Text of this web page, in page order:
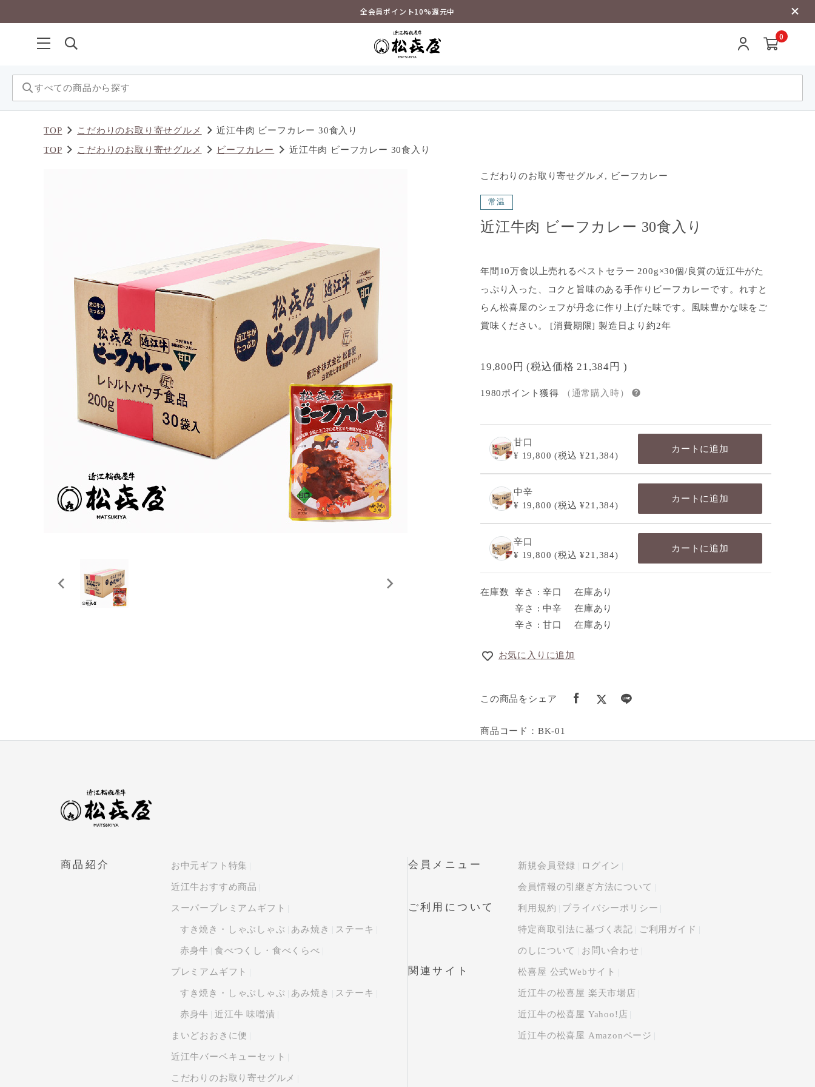
全会員ポイント10%還元中
0
TOP こだわりのお取り寄せグルメ
近江牛肉 ビーフカレー 30食入り
TOP
こだわりのお取り寄せグルメ ビーフカレー 近江牛肉 ビーフカレー 30食入り
こだわりのお取り寄せグルメ, ビーフカレー
常温
近江牛肉 ビーフカレー 30食入り
年間10万食以上売れるベストセラー 200g×30個/良質の近江牛がた
っぷり入った、コクと旨味のある手作りビーフカレーです。れすと
らん松喜屋のシェフが丹念に作り上げた味です。風味豊かな味をご
賞味ください。 [消費期限] 製造日より約2年
19,800円 (税込価格21,384円 )
1980ポイント獲得 （通常購入時）
甘口
¥ 19,800 (税込 ¥21,384)
カートに追加
中辛
¥ 19,800 (税込 ¥21,384)
カートに追加
辛口
¥ 19,800 (税込 ¥21,384)
カートに追加
在庫数 辛さ : 辛口
在庫あり
辛さ : 中辛
在庫あり
辛さ : 甘口
在庫あり
お気に入りに追加
この商品をシェア
商品コード：BK-01
商品紹介 お中元ギフト特集
近江牛おすすめ商品
スーパープレミアムギフト
すき焼き・しゃぶしゃぶ あみ焼き ステーキ
赤身牛 食べつくし・食べくらべ
プレミアムギフト
すき焼き・しゃぶしゃぶ あみ焼き ステーキ
赤身牛 近江牛 味噌漬
まいどおおきに便
近江牛バーベキューセット
こだわりのお取り寄せグルメ
会員メニュー 新規会員登録 ログイン
会員情報の引継ぎ方法について
ご利用について 利用規約 プライバシーポリシー
特定商取引法に基づく表記 ご利用ガイド
のしについて お問い合わせ
関連サイト 松喜屋 公式Webサイト
近江牛の松喜屋 楽天市場店
近江牛の松喜屋 Yahoo!店
近江牛の松喜屋 Amazonページ